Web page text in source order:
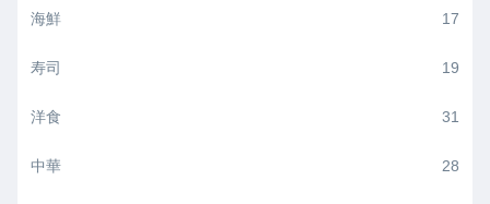
海鮮 17
寿司 19
洋食 31
中華 28